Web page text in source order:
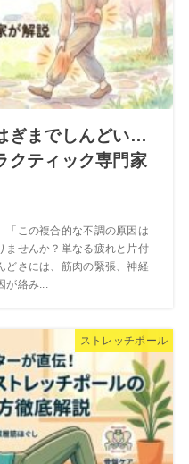
ぎまでしんどい…
クティック専門家
「この複合的な不調の原因は
ませんか？単なる疲れと片付
どさには、筋肉の緊張、神経
が絡み...
ストレッチポール